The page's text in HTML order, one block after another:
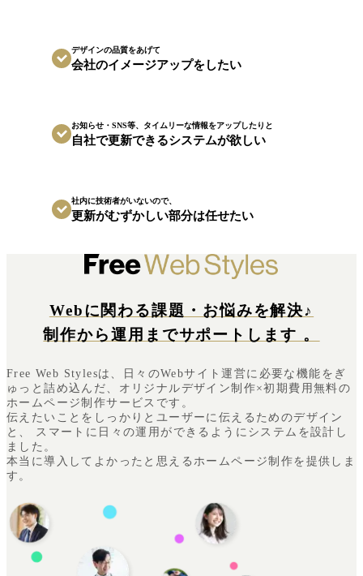
デザインの品質をあげて
会社のイメージアップをしたい
お知らせ・SNS等、タイムリーな情報をアップしたりと
自社で更新できるシステムが欲しい
社内に技術者がいないので、
更新がむずかしい部分は任せたい
Webに関わる課題・お悩みを解決♪
制作から運用までサポートします 。
Free Web Stylesは、日々のWebサイト運営に必要な機能をぎ
ゅっと詰め込んだ、 オリジナルデザイン制作×初期費用無料の
ホームページ制作サービスです。
伝えたいことをしっかりとユーザーに伝えるためのデザイン
と、
スマートに日々の運用ができるようにシステムを設計し
ました。
本当に導入してよかったと思えるホームページ制作を提供しま
す。